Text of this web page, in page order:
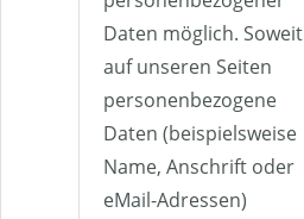
Daten möglich. Soweit
auf unseren Seiten
personenbezogene
Daten (beispielsweise
Name, Anschrift oder
eMail-Adressen)